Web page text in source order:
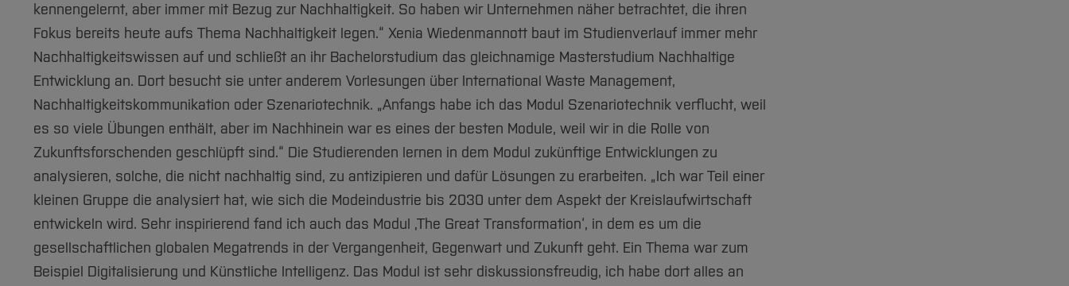
kennengelernt, aber immer mit Bezug zur Nachhaltigkeit. So haben wir Unternehmen näher betrachtet, die ihren
Fokus bereits heute aufs Thema Nachhaltigkeit legen.“ Xenia Wiedenmannott baut im Studienverlauf immer mehr
Nachhaltigkeitswissen auf und schließt an ihr Bachelorstudium das gleichnamige Masterstudium Nachhaltige
Entwicklung an. Dort besucht sie unter anderem Vorlesungen über International Waste Management,
Nachhaltigkeitskommunikation oder Szenariotechnik. „Anfangs habe ich das Modul Szenariotechnik verflucht, weil
es so viele Übungen enthält, aber im Nachhinein war es eines der besten Module, weil wir in die Rolle von
Zukunftsforschenden geschlüpft sind.“ Die Studierenden lernen in dem Modul zukünftige Entwicklungen zu
analysieren, solche, die nicht nachhaltig sind, zu antizipieren und dafür Lösungen zu erarbeiten. „Ich war Teil einer
kleinen Gruppe die analysiert hat, wie sich die Modeindustrie bis 2030 unter dem Aspekt der Kreislaufwirtschaft
entwickeln wird. Sehr inspirierend fand ich auch das Modul ‚The Great Transformation‘, in dem es um die
gesellschaftlichen globalen Megatrends in der Vergangenheit, Gegenwart und Zukunft geht. Ein Thema war zum
Beispiel Digitalisierung und Künstliche Intelligenz. Das Modul ist sehr diskussionsfreudig, ich habe dort alles an